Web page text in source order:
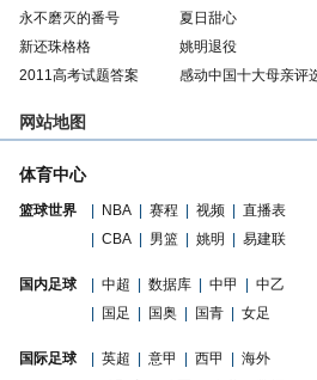
永不磨灭的番号 夏日甜心
新还珠格格
姚明退役
2011高考试题答案
感动中国十大母亲评
网站地图
体育中心
篮球世界 NBA 赛程 视频
直播表
CBA 男篮 姚明 易建联
国内足球 中超 数据库 中甲
中乙
国足 国奥 国青 女足
国际足球 英超 意甲 西甲
海外